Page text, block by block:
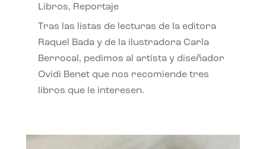
Libros, Reportaje
Tras las listas de lecturas de la editora
Raquel Bada y de la ilustradora Carla
Berrocal, pedimos al artista y diseñador
Ovidi Benet que nos recomiende tres
libros que le interesen.